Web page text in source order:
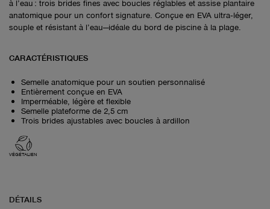
à l’eau : trois brides fines avec boucles réglables et assise plantaire
anatomique pour un confort signature. Conçue en EVA ultra‑léger,
souple et résistant à l’eau—idéale du bord de piscine à la plage.
CARACTÉRISTIQUES
Semelle anatomique pour un soutien personnalisé
Entièrement conçue en EVA
Imperméable, légère et flexible
Semelle plateforme de 2,5 cm
Trois brides ajustables avec boucles à ardillon
VÉGÉTALIEN
DÉTAILS